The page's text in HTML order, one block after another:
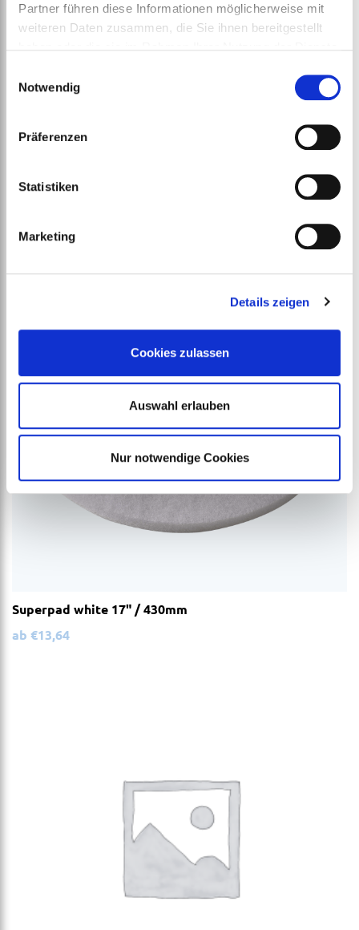
Partner führen diese Informationen möglicherweise mit
weiteren Daten zusammen, die Sie ihnen bereitgestellt
Notwendig
Präferenzen
Statistiken
Marketing
Details zeigen
Cookies zulassen
Auswahl erlauben
Nur notwendige Cookies
PVC and Rubber Flooring Cleaner
Superpad white 17" / 430mm
ab €13,64